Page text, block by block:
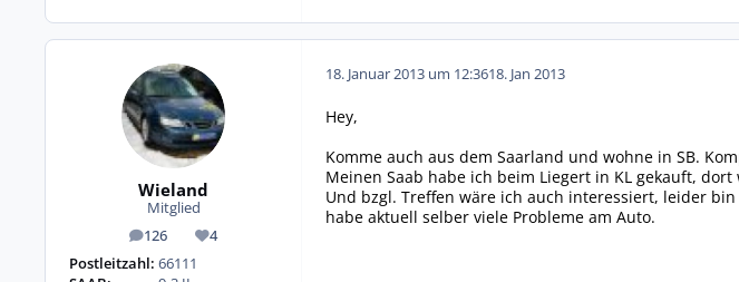
Wieland
Mitglied
126
Beiträge 4
Reputation
Postleitzahl: 66111
18. Januar 2013 um 12:3618. Jan 2013
Hey,
Komme auch aus dem Saarland und wohne in SB.
Meinen Saab habe ich beim Liegert in KL gekauft,
Und bzgl. Treffen wäre ich auch interessiert, leider
habe aktuell selber viele Probleme am Auto.